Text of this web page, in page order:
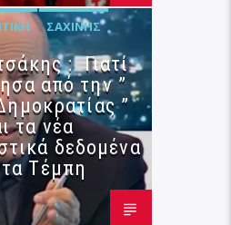
ΣΑΧΊΝΗΣ
: Γιατί
από την ”
”
τα νέα
δεδομένα
Τέμπη